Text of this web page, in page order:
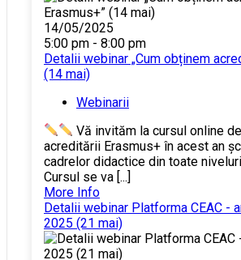
14/05/2025
5:00 pm - 8:00 pm
Detalii webinar „Cum obținem
(14 mai)
Webinarii
Vă invităm la cursul online
acreditării Erasmus+ în acest an
cadrelor didactice din toate
Cursul se va [...]
More Info
Detalii webinar Platforma CEAC -
2025 (21 mai)